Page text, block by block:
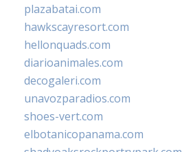
plazabatai.com
hawkscayresort.com
hellonquads.com
diarioanimales.com
decogaleri.com
unavozparadios.com
shoes-vert.com
elbotanicopanama.com